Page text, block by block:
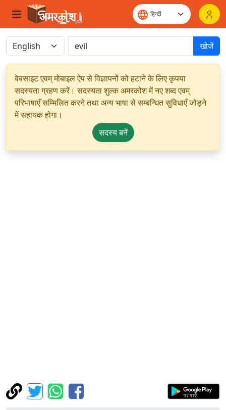
खोजें
वेबसाइट एवम् मोबाइल ऐप से विज्ञापनों को हटाने के लिए कृपया
सदस्यता ग्रहण करें। सदस्यता शुल्क अमरकोश में नए शब्द एवम्
परिभाषाएँ सम्मिलित करने तथा अन्य भाषा से सम्बन्धित सुविधाएँ जोड़ने
में सहायक होगा।
सदस्य बनें